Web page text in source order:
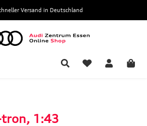
Versand in Deutschland
tron, 1:43